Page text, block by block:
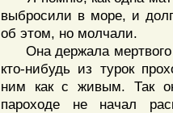
выбросили в море, и
об этом, но молчали.
Она держала мертвого
кто-нибудь из турок
ним как с живым. Так
пароходе не начал